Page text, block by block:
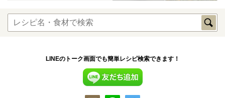
LINEのトーク画面でも簡単レシピ検索できます！